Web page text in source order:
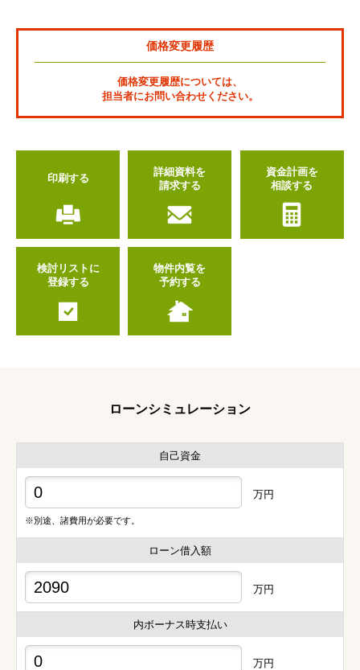
価格変更履歴
価格変更履歴については、
担当者にお問い合わせください。
印刷する
詳細資料を
請求する
資金計画を
相談する
検討リストに
登録する
物件内覧を
予約する
ローンシミュレーション
自己資金
万円
※別途、諸費用が必要です。
ローン借入額
万円
内ボーナス時支払い
万円